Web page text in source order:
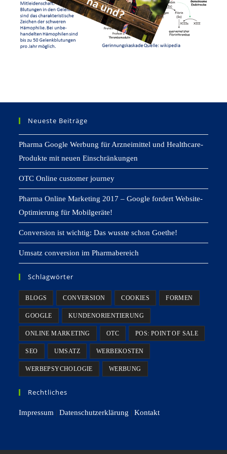
Neueste Beiträge
Pharma Google Werbung für Arzneimittel und Healthcare-
Produkte mit neuen Einschränkungen
OTC Online customer journey
Pharma Online Marketing 2017 – Google fordert Website-
Optimierung für Mobilgeräte!
Conversion ist wichtig: Das wusste schon Goethe!
Umsatz conversion im Pharmabereich
Schlagwörter
BLOGS CONVERSION COOKIES FORMEN
GOOGLE KUNDENORIENTIERUNG
ONLINE MARKETING OTC POS: POINT OF SALE
SEO UMSATZ WERBEKOSTEN
WERBEPSYCHOLOGIE WERBUNG
Rechtliches
Impressum |Datenschutzerklärung |Kontakt